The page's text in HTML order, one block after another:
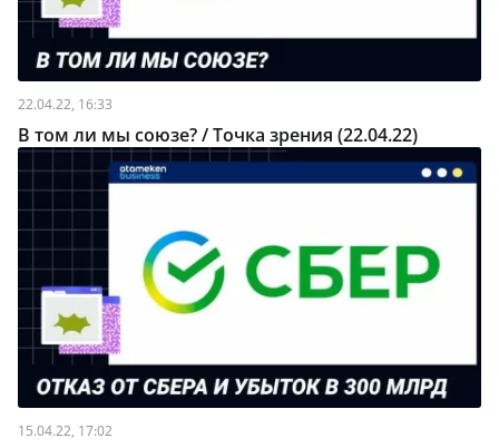
22.04.22, 16:33
В том ли мы союзе? / Точка зрения (22.04.22)
15.04.22, 17:02